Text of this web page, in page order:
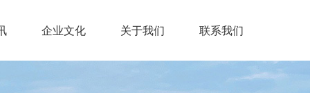
企业文化 关于我们 联系我们